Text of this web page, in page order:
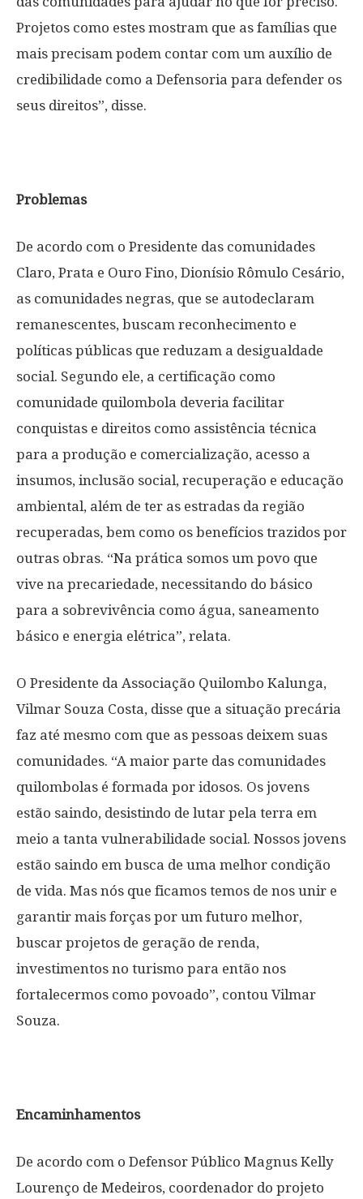
Projetos como estes mostram que as famílias que
mais precisam podem contar com um auxílio de
credibilidade como a Defensoria para defender os
seus direitos”, disse.
Problemas
De acordo com o Presidente das comunidades
Claro, Prata e Ouro Fino, Dionísio Rômulo Cesário,
as comunidades negras, que se autodeclaram
remanescentes, buscam reconhecimento e
políticas públicas que reduzam a desigualdade
social. Segundo ele, a certificação como
comunidade quilombola deveria facilitar
conquistas e direitos como assistência técnica
para a produção e comercialização, acesso a
insumos, inclusão social, recuperação e educação
ambiental, além de ter as estradas da região
recuperadas, bem como os benefícios trazidos por
outras obras. “Na prática somos um povo que
vive na precariedade, necessitando do básico
para a sobrevivência como água, saneamento
básico e energia elétrica”, relata.
O Presidente da Associação Quilombo Kalunga,
Vilmar Souza Costa, disse que a situação precária
faz até mesmo com que as pessoas deixem suas
comunidades. “A maior parte das comunidades
quilombolas é formada por idosos. Os jovens
estão saindo, desistindo de lutar pela terra em
meio a tanta vulnerabilidade social. Nossos jovens
estão saindo em busca de uma melhor condição
de vida. Mas nós que ficamos temos de nos unir e
garantir mais forças por um futuro melhor,
buscar projetos de geração de renda,
investimentos no turismo para então nos
fortalecermos como povoado”, contou Vilmar
Souza.
Encaminhamentos
De acordo com o Defensor Público Magnus Kelly
Lourenço de Medeiros, coordenador do projeto